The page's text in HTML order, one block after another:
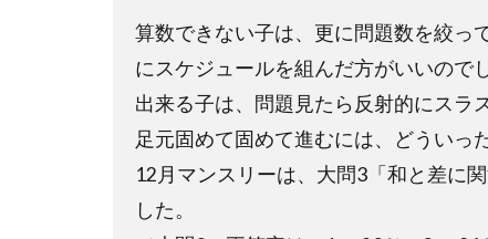
算数できない子は、更に問題数を絞っ
にスケジュールを組んだ方がいいので
出来る子は、問題見たら反射的にスラ
足元固めて固めて進むには、どういっ
12月マンスリーは、大問3「和と差に
した。